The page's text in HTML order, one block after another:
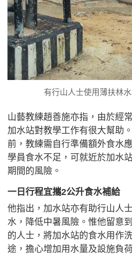
有行山人士使用薄扶林
山藝教練趙善施亦指，由於經
加水站對教學工作有很大幫助
前，教練需自行準備額外食水
學員食水不足，可就近於加水
期間的風險。
一日行程宜攜2公升食水補給
他指出，加水站亦有助行山人
水，降低中暑風險。惟他留意
的人士，將加水站的食水用作
途，擔心增加用水量及設施負